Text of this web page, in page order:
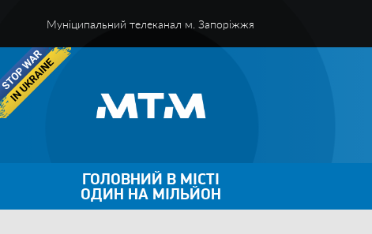
Муніципальний телеканал м. Запоріжжя
ГОЛОВНИЙ В МІСТІ
ОДИН НА МІЛЬЙОН